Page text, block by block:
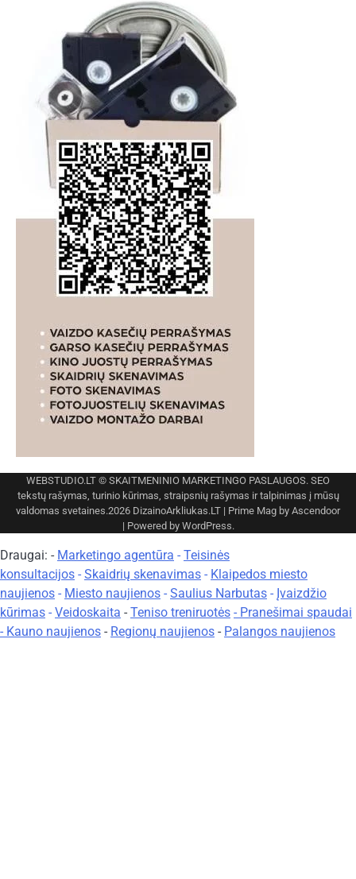
WEBSTUDIO.LT © SKAITMENINIO MARKETINGO PASLAUGOS. SEO
tekstų rašymas, turinio kūrimas, straipsnių rašymas ir talpinimas į mūsų
valdomas svetaines.2026 DizainoArkliukas.LT | Prime Mag by Ascendoor
| Powered by WordPress.
Draugai: - Marketingo agentūra - Teisinės
konsultacijos - Skaidrių skenavimas - Klaipedos miesto
naujienos - Miesto naujienos - Saulius Narbutas - Įvaizdžio
kūrimas - Veidoskaita - Teniso treniruotės - Pranešimai spaudai
- Kauno naujienos - Regionų naujienos - Palangos naujienos